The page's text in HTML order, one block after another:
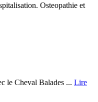
Osteopathie et
le Cheval Balades ... Lire